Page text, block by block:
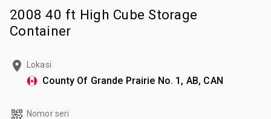
2008 40 ft High Cube Storage
Container
Lokasi
County Of Grande Prairie No. 1, AB, CAN
Nomor seri